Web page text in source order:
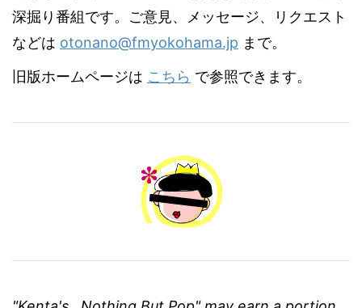
深掘り番組です。ご意見、メッセージ、リクエスト
などは otonano@fmyokohama.jp まで。
旧版ホームページは こちら で参照できます。